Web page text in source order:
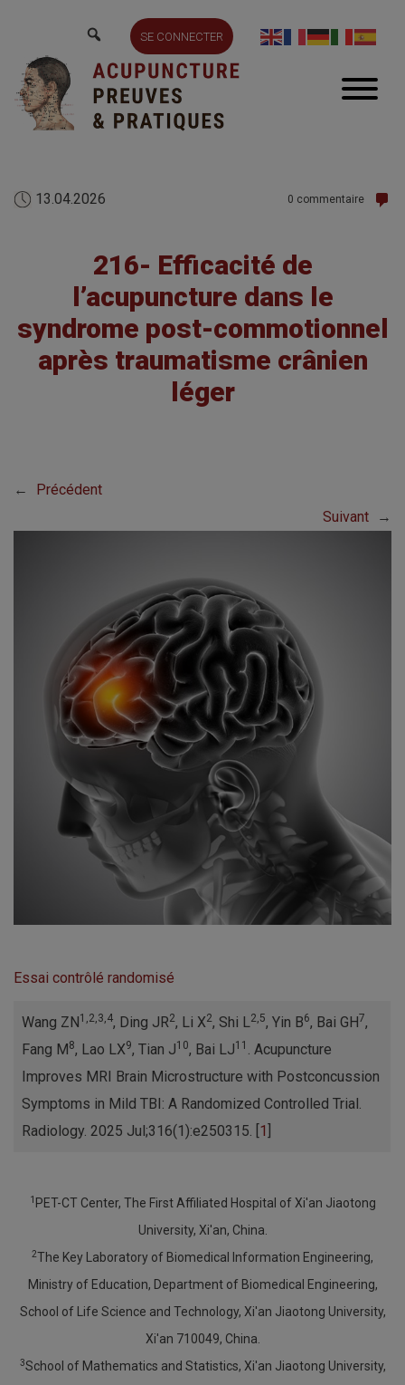
SE CONNECTER
13.04.2026 0 commentaire
216- Efficacité de
l’acupuncture dans le
syndrome post-commotionnel
après traumatisme crânien
léger
←
Précédent
Suivant
→
Essai contrôlé randomisé
Wang ZN 1,2,3,4, Ding JR2, Li X2, Shi L2,5, Yin B6, Bai GH7,
Fang M 8, Lao LX9, Tian J10, Bai LJ11 . Acupuncture
Improves MRI Brain Microstructure with Postconcussion
Symptoms in Mild TBI: A Randomized Controlled Trial.
Radiology. 2025 Jul;316(1):e250315. [ 1
1 PET-CT Center, The First Affiliated Hospital of Xi'an Jiaotong
University, Xi'an, China.
2The Key Laboratory of Biomedical Information Engineering,
Ministry of Education, Department of Biomedical Engineering,
School of Life Science and Technology, Xi'an Jiaotong University,
Xi'an 710049, China.
3School of Mathematics and Statistics, Xi'an Jiaotong University,